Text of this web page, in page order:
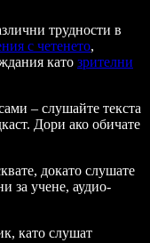
трудности в
с четенето,
като зрителни
– слушайте текста
Дори ако обичате
докато слушате
за учене, аудио-
като слушат